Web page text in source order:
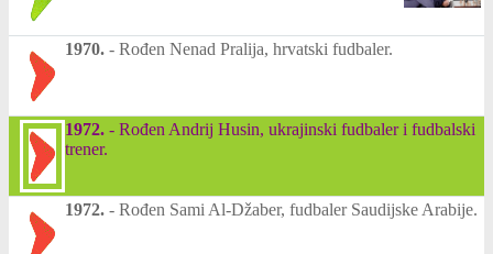
1970. - Rođen Nenad Pralija, hrvatski fudbaler.
1972. - Rođen Andrij Husin, ukrajinski fudbaler i fudbalski
trener.
1972. - Rođen Sami Al-Džaber, fudbaler Saudijske Arabije.